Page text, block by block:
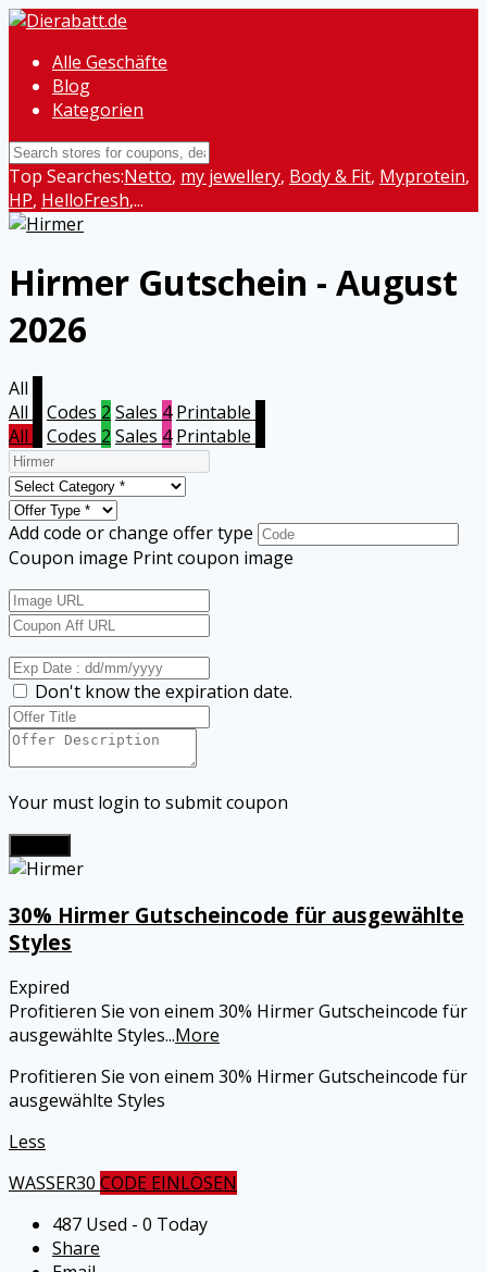
Alle Geschäfte
Blog
Kategorien
Top Searches:Netto, my jewellery, Body & Fit, Myprotein,
HP, HelloFresh,...
Hirmer Gutschein - August
2026
All
All
Codes 2 Sales 4 Printable
All
Codes 2 Sales 4 Printable
Add code or change offer type
Coupon image Print coupon image
Don't know the expiration date.
Your must login to submit coupon
30% Hirmer Gutscheincode für ausgewählte
Styles
Expired
Profitieren Sie von einem 30% Hirmer Gutscheincode für
ausgewählte Styles...More
Profitieren Sie von einem 30% Hirmer Gutscheincode für
ausgewählte Styles
Less
WASSER30 CODE EINLÖSEN
487 Used - 0 Today
Share